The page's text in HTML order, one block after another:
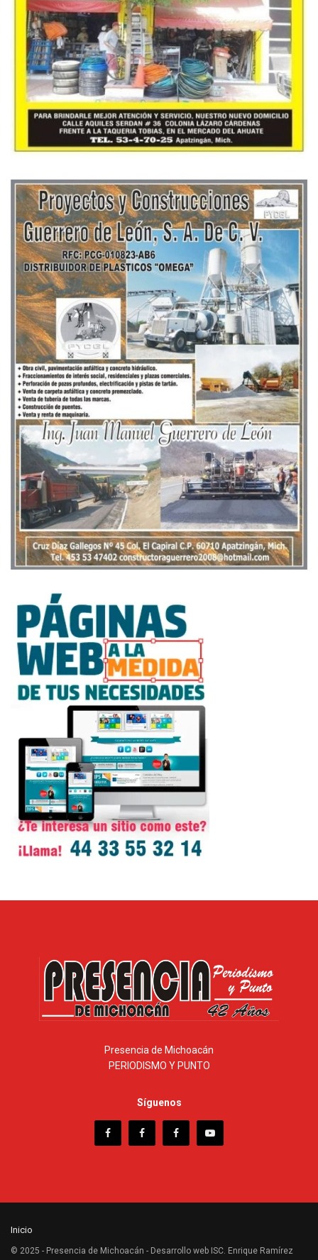
Presencia de Michoacán
PERIODISMO Y PUNTO
Síguenos
Inicio
© 2025 - Presencia de Michoacán - Desarrollo web ISC. Enrique Ramírez